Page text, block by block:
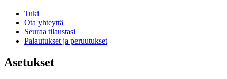
Tuki
Ota yhteyttä
Seuraa tilaustasi
Palautukset ja peruutukset
Asetukset